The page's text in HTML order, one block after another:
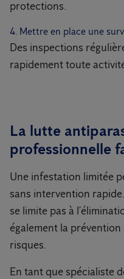
protections.
4. Mettre en place une
Des inspections
rapidement toute
La lutte
professionnelle
Une infestation limitée
sans intervention
se limite pas à
également la
risques.
En tant que spécialiste